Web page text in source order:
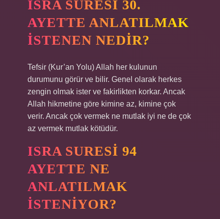
ISRA SURESI 30.
AYETTE ANLATILMAK
ISTENEN NEDIR?
Tefsir (Kur’an Yolu) Allah her kulunun
durumunu görür ve bilir. Genel olarak herkes
zengin olmak ister ve fakirlikten korkar. Ancak
Allah hikmetine göre kimine az, kimine çok
verir. Ancak çok vermek ne mutlak iyi ne de çok
az vermek mutlak kötüdür.
ISRA SURESI 94
AYETTE NE
ANLATILMAK
ISTENIYOR?